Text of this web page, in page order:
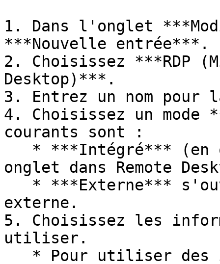
1. Dans l'onglet
***Nouvelle entrée***.
2. Choisissez ***RDP
Desktop)***.
3. Entrez un nom pour
4. Choisissez un
courants sont :
onglet dans Remote
externe.
5. Choisissez les
utiliser.